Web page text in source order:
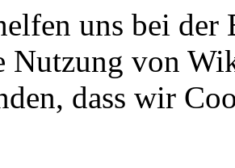
uns bei
Nutzung von
dass wir